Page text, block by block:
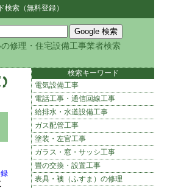
索（無料登録）
修理・住宅設備工事業者検索
検索キーワード
電気設備工事
電話工事・通信回線工事
給排水・水道設備工事
ガス配管工事
塗装・左官工事
ガラス・窓・サッシ工事
畳の交換・設置工事
表具・襖（ふすま）の修理